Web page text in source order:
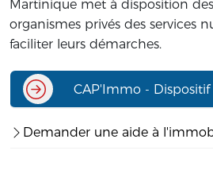
Martinique met à disposition
organismes privés des services
faciliter leurs démarches.
CAP'Immo -
Demander une aide à